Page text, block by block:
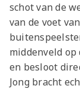
schot van de
van de voet
middenveld
en besloot
Jong bracht